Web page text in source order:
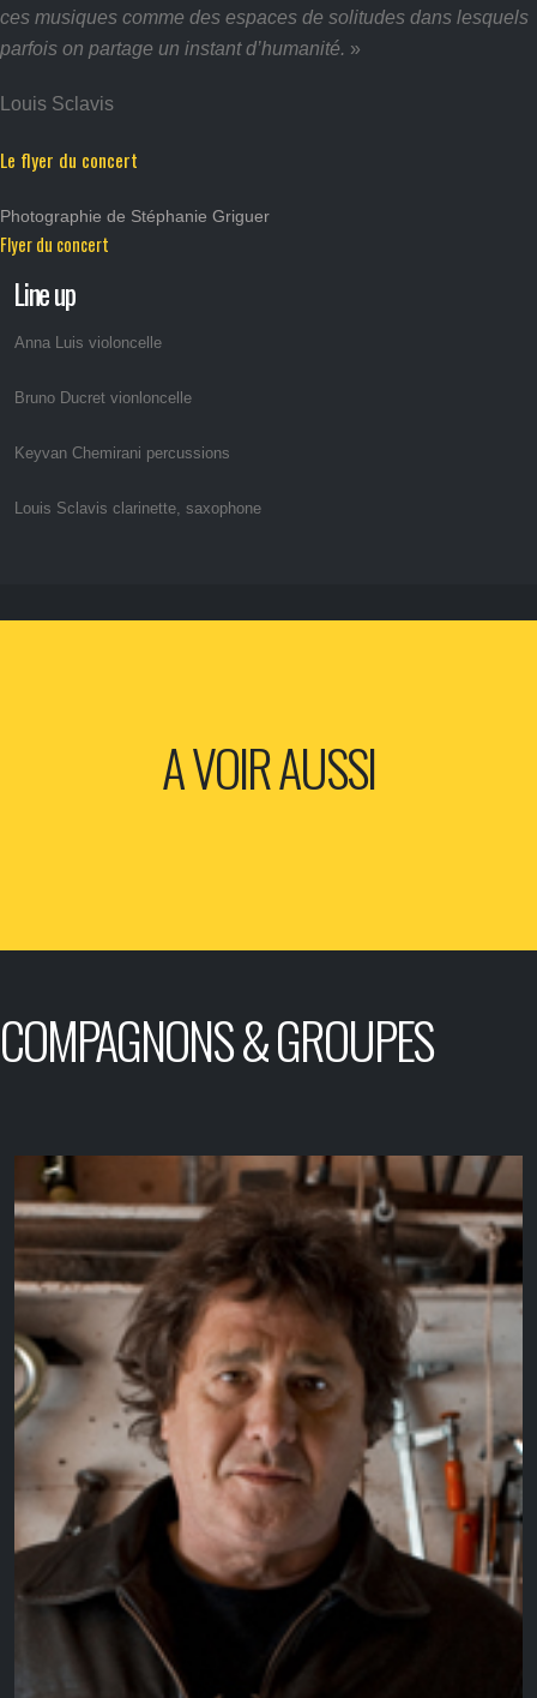
ces musiques comme des espaces de solitudes dans lesquels
parfois on partage un instant d’humanité. »
Louis Sclavis
Le flyer du concert
Photographie de Stéphanie Griguer
Flyer du concert
Line up
Anna Luis violoncelle
Bruno Ducret vionloncelle
Keyvan Chemirani percussions
Louis Sclavis clarinette, saxophone
A VOIR AUSSI
COMPAGNONS & GROUPES